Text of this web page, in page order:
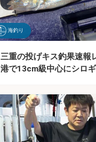
海釣り
三重の投げキス釣果速報
港で13cm級中心にシロ